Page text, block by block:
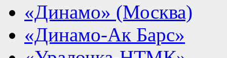
«Динамо» (Москва)
«Динамо-Ак Барс»